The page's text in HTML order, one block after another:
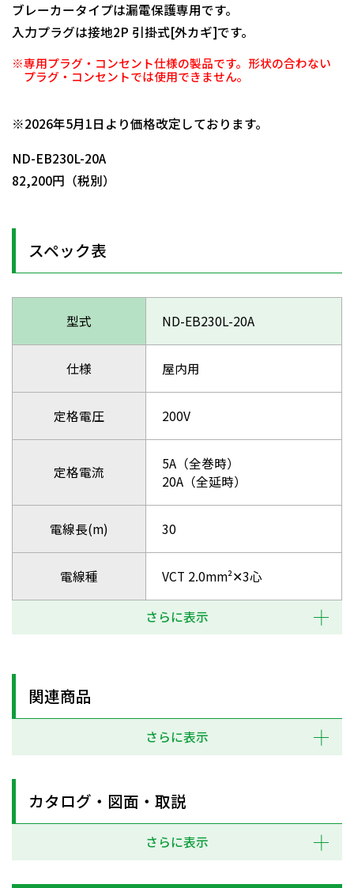
ブレーカータイプは漏電保護専用です。
入力プラグは接地2P 引掛式[外カギ]です。
※専用プラグ・コンセント仕様の製品です。形状の合わない
プラグ・コンセントでは使用できません。
※2026年5月1日より価格改定しております。
ND-EB230L-20A
82,200円（税別）
スペック表
型式 ND-EB230L-20A
仕様 屋内用
定格電圧 200V
定格電流
5A（全巻時）
20A（全延時）
電線長(m) 30
電線種 VCT 2.0mm²✕3心
さらに表示
関連商品
さらに表示
カタログ・図面・取説
さらに表示